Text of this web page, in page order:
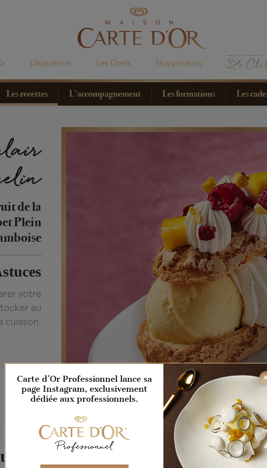
L’Académie Les Chefs Nos produits
Les recettes L’accompagnement Les formations Les
de la
Plein
votre
au
cuisson.
devez être connecté pour voir le
Carte d’Or Professionnel lance sa
page Instagram, exclusivement
dédiée aux professionnels.